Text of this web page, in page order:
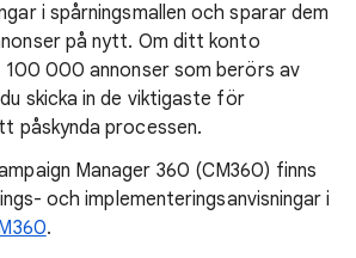
i spårningsmallen och sparar dem
på nytt. Om ditt konto
100 000 annonser som berörs av
skicka in de viktigaste för
påskynda processen.
Manager 360 (CM360) finns
och implementeringsanvisningar i
.